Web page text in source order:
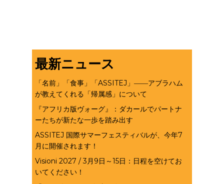
最新ニュース
「名前」「食事」「ASSITEJ」――アブラハム
が教えてくれる「帰属感」について
『アフリカ版ヴォーグ』：ダカールでパートナ
ーたちが新たな一歩を踏み出す
ASSITEJ 国際サマーフェスティバルが、今年7
月に開催されます！
Visioni 2027 / 3月9日～15日：日程を空けてお
いてください！